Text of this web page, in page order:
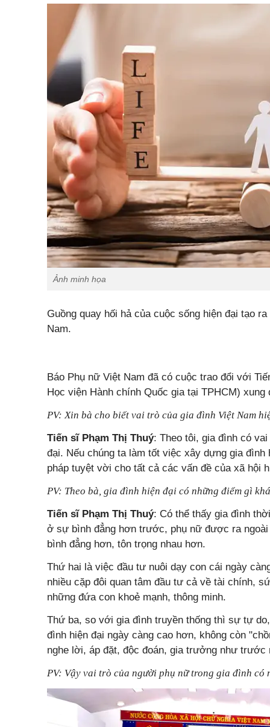
Ảnh minh họa
Guồng quay hối hả của cuộc sống hiện đại tạo
Nam.
Báo Phụ nữ Việt Nam đã có cuộc trao đổi với
Học viện Hành chính Quốc gia tại TPHCM) xung
PV: Xin bà cho biết vai trò của gia đình Việt Nam
Tiến sĩ Phạm Thị Thuý: Theo tôi, gia đình có
đại. Nếu chúng ta làm tốt việc xây dựng gia
pháp tuyệt vời cho tất cả các vấn đề của xã hội
PV: Theo bà, gia đình hiện đại có những điểm gì
Tiến sĩ Phạm Thị Thuý: Có thể thấy gia đình
ở sự bình đẳng hơn trước, phụ nữ được ra
bình đẳng hơn, tôn trọng nhau hơn.
Thứ hai là việc đầu tư nuôi dạy con cái ngày
nhiều cặp đôi quan tâm đầu tư cả về tài chính,
những đứa con khoẻ mạnh, thông minh.
Thứ ba, so với gia đình truyền thống thì sự tự
đình hiện đại ngày càng cao hơn, không còn
nghe lời, áp đặt, độc đoán, gia trưởng như trước
PV: Vậy vai trò của người phụ nữ trong gia đình có